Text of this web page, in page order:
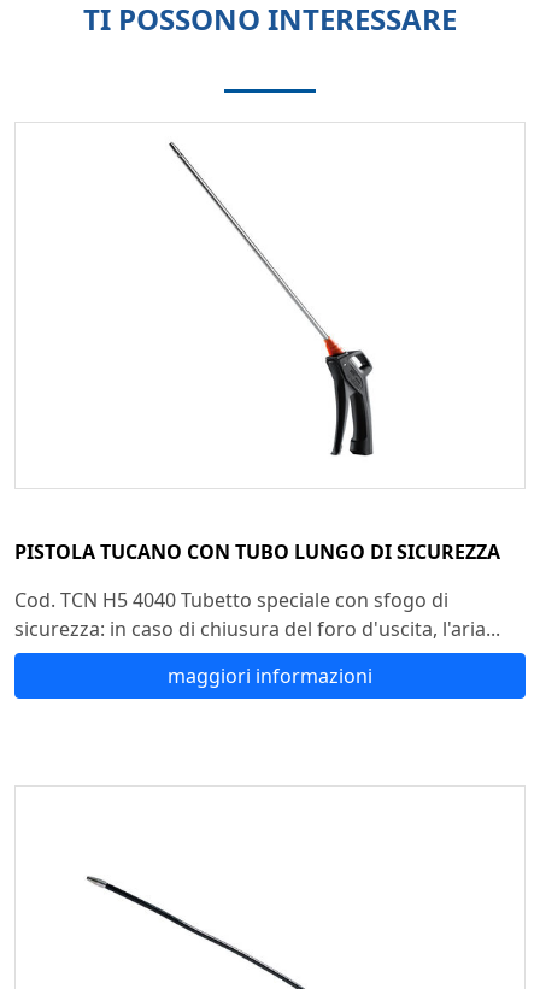
TI POSSONO INTERESSARE
PISTOLA TUCANO CON TUBO LUNGO DI SICUREZZA
Cod. TCN H5 4040 Tubetto speciale con sfogo di
sicurezza: in caso di chiusura del foro d'uscita, l'aria...
maggiori informazioni